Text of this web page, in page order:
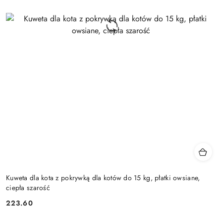
Kuweta dla kota z pokrywką dla kotów do 15 kg, płatki owsiane,
ciepła szarość
223.60